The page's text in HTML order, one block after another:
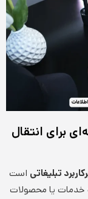
برای انتقال
تبلیغاتی است
خدمات یا محصولات